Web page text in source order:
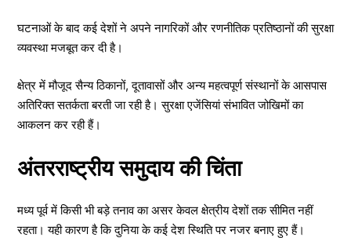
घटनाओं के बाद कई देशों ने अपने नागरिकों और रणनीतिक प्रतिष्ठानों की सुरक्षा
व्यवस्था मजबूत कर दी है।
क्षेत्र में मौजूद सैन्य ठिकानों, दूतावासों और अन्य महत्वपूर्ण संस्थानों के आसपास
अतिरिक्त सतर्कता बरती जा रही है। सुरक्षा एजेंसियां संभावित जोखिमों का
आकलन कर रही हैं।
अंतरराष्ट्रीय समुदाय की चिंता
मध्य पूर्व में किसी भी बड़े तनाव का असर केवल क्षेत्रीय देशों तक सीमित नहीं
रहता। यही कारण है कि दुनिया के कई देश स्थिति पर नजर बनाए हुए हैं।